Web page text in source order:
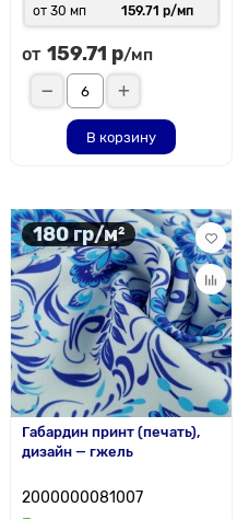
от 30 мп
159.71 р/мп
от 159.71 р/мп
В корзину
180 гр/м²
Габардин принт (печать),
дизайн — гжель
2000000081007